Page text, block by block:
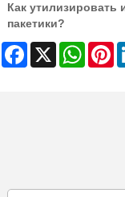
Как утилизировать
пакетики?
Facebook WhatsApp